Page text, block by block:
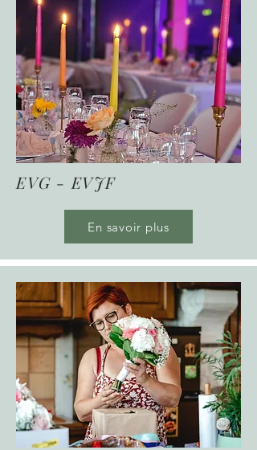
EVG - EVJF
En savoir plus